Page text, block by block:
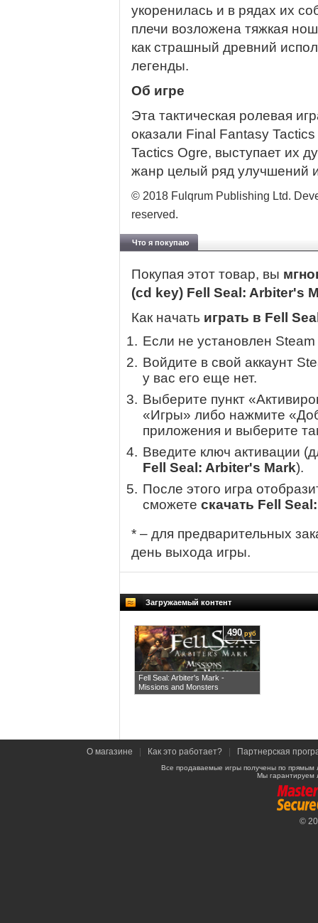
укоренилась и в рядах их
плечи возложена тяжкая
как страшный древний
легенды.
Об игре
Эта тактическая ролевая
оказали Final Fantasy
Tactics Ogre, выступает их
жанр целый ряд улучшений
© 2018 Fulqrum Publishing Ltd.
reserved.
Что я покупаю
Покупая этот товар, вы
(cd key) Fell Seal: Arbiter's
Как начать играть в Fell
Если не установлен
Войдите в свой аккаунт
у вас его еще нет.
Выберите пункт
«Игры» либо нажмите
приложения и выберите
Введите ключ активации
Fell Seal: Arbiter's Mark).
После этого игра
сможете скачать Fell
* – для предварительных
день выхода игры.
Загружаемый контент
Fell Seal: Arbiter's Mark -
Missions and Monsters
490руб
О магазине Как это работает? Партнерская
Все продаваемые игры получены по
Мы гарантируем
©